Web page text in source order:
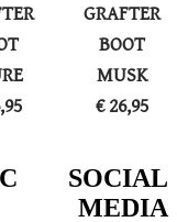
GRAFTER
BOOT
MUSK
​€ 26,95
SOCIAL
MEDIA